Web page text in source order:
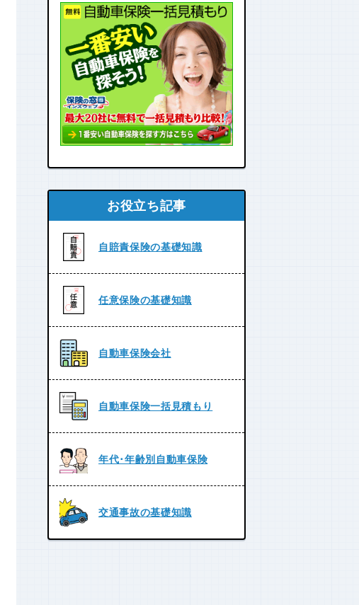
お役立ち記事
自賠責保険の基礎知識
任意保険の基礎知識
自動車保険会社
自動車保険一括見積もり
年代･年齢別自動車保険
交通事故の基礎知識